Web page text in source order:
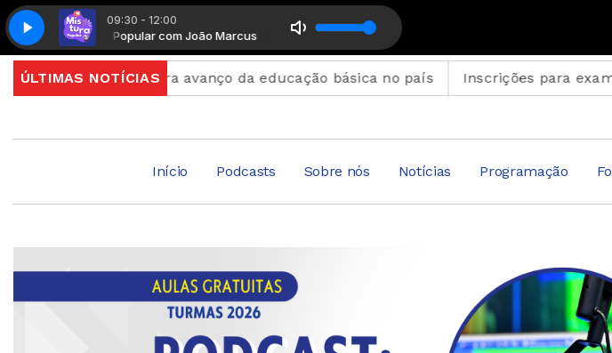
09:30 - 12:00
Mistura Popular com João Marcus Mistura Popular com João Marcus
ÚLTIMAS NOTÍCIAS
Ideb mostra avanço da educação básica no país Inscrições para exame de
Início Podcasts Sobre nós Notícias Programação